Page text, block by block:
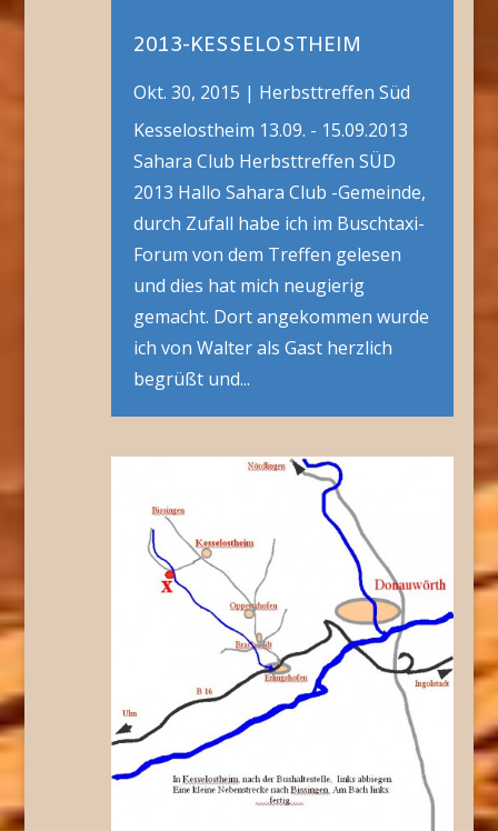
2013-KESSELOSTHEIM
Okt. 30, 2015 | Herbsttreffen Süd
Kesselostheim 13.09. - 15.09.2013
Sahara Club Herbsttreffen SÜD
2013 Hallo Sahara Club -Gemeinde,
durch Zufall habe ich im Buschtaxi-
Forum von dem Treffen gelesen
und dies hat mich neugierig
gemacht. Dort angekommen wurde
ich von Walter als Gast herzlich
begrüßt und...